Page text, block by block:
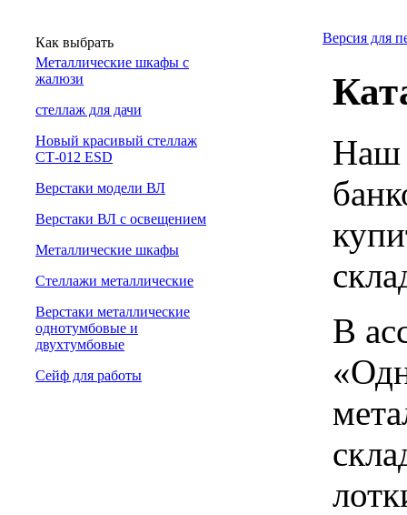
Как выбрать
Металлические шкафы с
жалюзи
cтеллаж для дачи
Новый красивый стеллаж
СТ-012 ESD
Верстаки модели ВЛ
Верстаки ВЛ с освещением
Металлические шкафы
Стеллажи металлические
Верстаки металлические
однотумбовые и
двухтумбовые
Сейф для работы
Версия для
Наш
В